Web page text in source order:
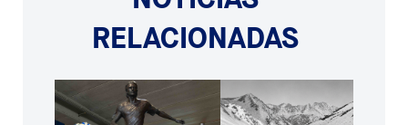
RELACIONADAS